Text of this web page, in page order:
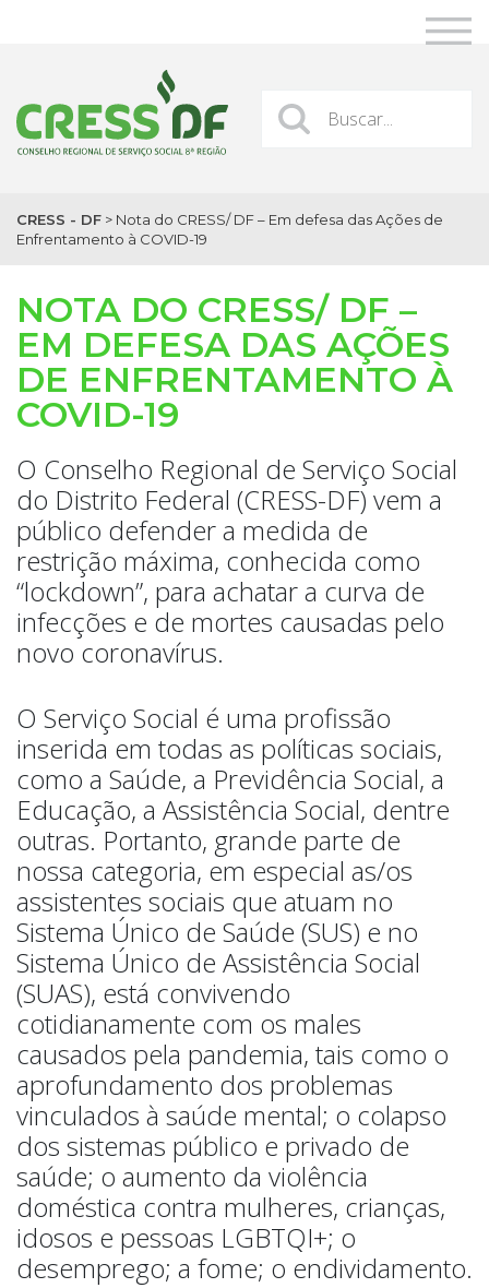
CRESS - DF > Nota do CRESS/ DF – Em defesa das Ações de
Enfrentamento à COVID-19
NOTA DO CRESS/ DF –
EM DEFESA DAS AÇÕES
DE ENFRENTAMENTO À
COVID-19
O Conselho Regional de Serviço Social
do Distrito Federal (CRESS-DF) vem a
público defender a medida de
restrição máxima, conhecida como
“lockdown”, para achatar a curva de
infecções e de mortes causadas pelo
novo coronavírus.
O Serviço Social é uma profissão
inserida em todas as políticas sociais,
como a Saúde, a Previdência Social, a
Educação, a Assistência Social, dentre
outras. Portanto, grande parte de
nossa categoria, em especial as/os
assistentes sociais que atuam no
Sistema Único de Saúde (SUS) e no
Sistema Único de Assistência Social
(SUAS), está convivendo
cotidianamente com os males
causados pela pandemia, tais como o
aprofundamento dos problemas
vinculados à saúde mental; o colapso
dos sistemas público e privado de
saúde; o aumento da violência
doméstica contra mulheres, crianças,
idosos e pessoas LGBTQI+; o
desemprego; a fome; o endividamento.